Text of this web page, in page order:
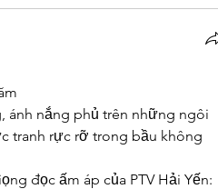
ánh nắng phủ trên những ngôi
tranh rực rỡ trong bầu không
đọc ấm áp của PTV Hải Yến: